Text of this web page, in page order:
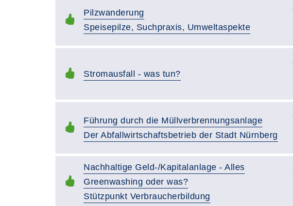
Pilzwanderung
Speisepilze, Suchpraxis, Umweltaspekte
Stromausfall - was tun?
Führung durch die Müllverbrennungsanlage
Der Abfallwirtschaftsbetrieb der Stadt Nürnberg
Nachhaltige Geld-/Kapitalanlage - Alles
Greenwashing oder was?
Stützpunkt Verbraucherbildung